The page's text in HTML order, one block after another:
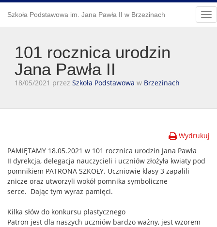
Szkoła Podstawowa im. Jana Pawła II w Brzezinach
101 rocznica urodzin
Jana Pawła II
18/05/2021 przez Szkoła Podstawowa w Brzezinach
Wydrukuj
PAMIĘTAMY 18.05.2021 w 101 rocznica urodzin Jana Pawła
II dyrekcja, delegacja nauczycieli i uczniów złożyła kwiaty pod
pomnikiem PATRONA SZKOŁY. Uczniowie klasy 3 zapalili
znicze oraz utworzyli wokół pomnika symboliczne
serce. Dając tym wyraz pamięci.
Kilka słów do konkursu plastycznego
Patron jest dla naszych uczniów bardzo ważny, jest wzorem